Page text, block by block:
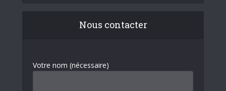
Nous contacter
Votre nom (nécessaire)